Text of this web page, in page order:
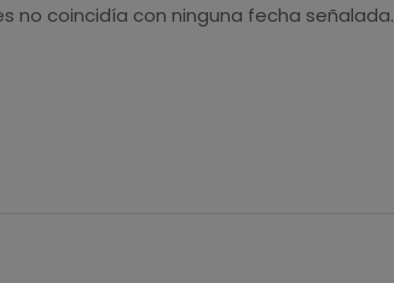
coincidía con ninguna fecha